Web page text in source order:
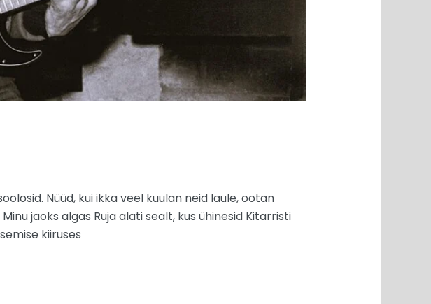
Nüüd, kui ikka veel kuulan neid laule, ootan
jaoks algas Ruja alati sealt, kus ühinesid Kitarristi
kiiruses